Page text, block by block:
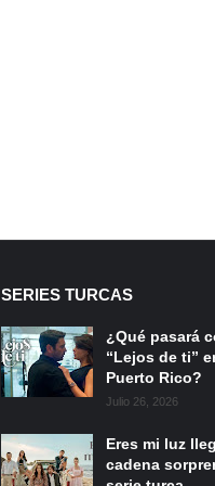
SERIES TURCAS
¿Qué pasará
“Lejos de ti”
Puerto Rico?
Julio 26, 2026
Eres mi luz
cadena